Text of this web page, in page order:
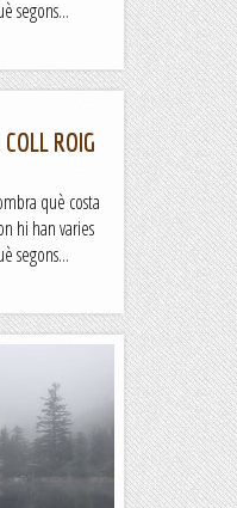
segons...
ROIG
què costa
hi han varies
segons...